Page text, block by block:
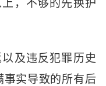
，不够的先换护
及违反犯罪历史
实导致的所有后